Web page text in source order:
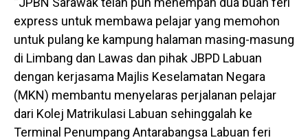
express untuk membawa pelajar yang memohon
untuk pulang ke kampung halaman masing-masung
di Limbang dan Lawas dan pihak JBPD Labuan
dengan kerjasama Majlis Keselamatan Negara
(MKN) membantu menyelaras perjalanan pelajar
dari Kolej Matrikulasi Labuan sehinggalah ke
Terminal Penumpang Antarabangsa Labuan feri